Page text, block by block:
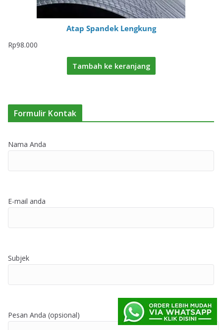
Atap Spandek Lengkung
Rp98.000
Tambah ke keranjang
Formulir Kontak
Nama Anda
E-mail anda
Subjek
Pesan Anda (opsional)